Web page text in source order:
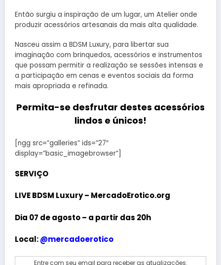
Então surgiu a inspiração de um lugar, um Atelier onde
produzir acessórios artesanais da mais alta qualidade.
Nasceu assim a BDSM Luxury, para libertar sua
imaginação com brinquedos, acessórios e instrumentos
que possam permitir a realização se sessões intensas e
a participação em cenas e eventos sociais da forma
mais apropriada e refinada.
Permita-se desfrutar destes acessórios
lindos e únicos!
[ngg src=”galleries” ids=”27″
display=”basic_imagebrowser”]
SERVIÇO
LIVE BDSM Luxury – MercadoErotico.org
Dia 07 de agosto – a partir das 20h
Local:@mercadoerotico
Entre com seu email para receber as atualizações: